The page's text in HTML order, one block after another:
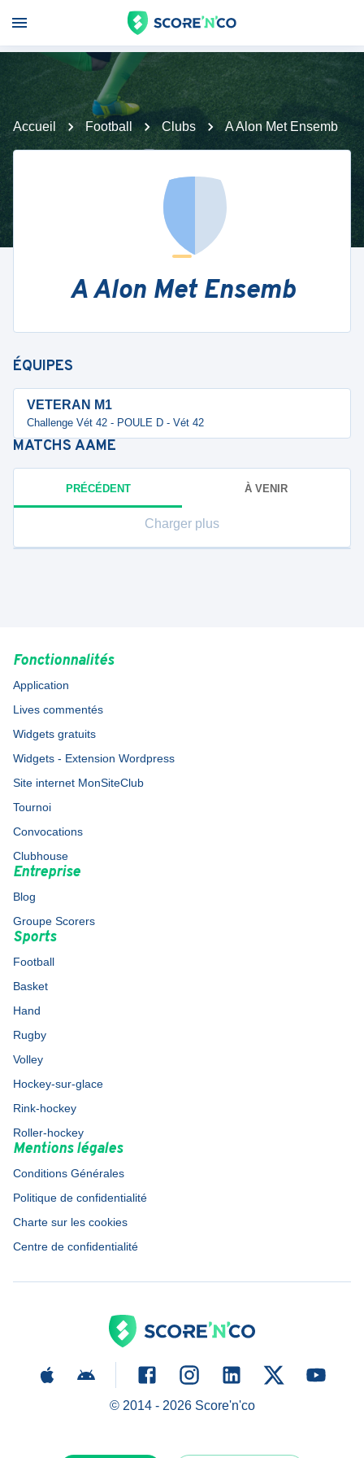
Accueil Football Clubs A Alon Met Ensemb
A Alon Met Ensemb
ÉQUIPES
VETERAN M1
Challenge Vét 42 - POULE D - Vét 42
MATCHS AAME
PRÉCÉDENT À VENIR
Charger plus
Fonctionnalités
Application
Lives commentés
Widgets gratuits
Widgets - Extension Wordpress
Site internet MonSiteClub
Tournoi
Convocations
Clubhouse
Entreprise
Blog
Groupe Scorers
Sports
Football
Basket
Hand
Rugby
Volley
Hockey-sur-glace
Rink-hockey
Roller-hockey
Mentions légales
Conditions Générales
Politique de confidentialité
Charte sur les cookies
Centre de confidentialité
© 2014 - 2026Score'n'co